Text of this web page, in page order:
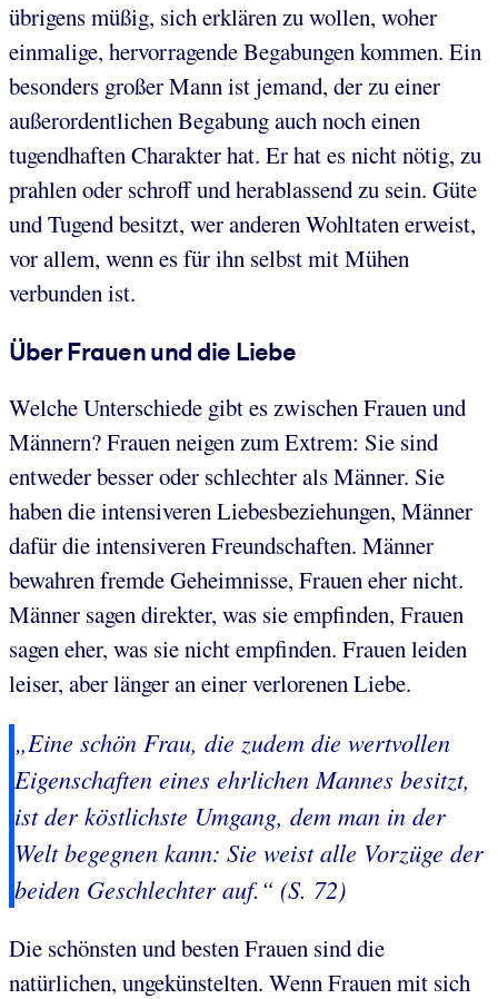
übrigens müßig, sich erklären zu wollen, woher
einmalige, hervorragende Begabungen kommen. Ein
besonders großer Mann ist jemand, der zu einer
außerordentlichen Begabung auch noch einen
tugendhaften Charakter hat. Er hat es nicht nötig, zu
prahlen oder schroff und herablassend zu sein. Güte
und Tugend besitzt, wer anderen Wohltaten erweist,
vor allem, wenn es für ihn selbst mit Mühen
verbunden ist.
Über Frauen und die Liebe
Welche Unterschiede gibt es zwischen Frauen und
Männern? Frauen neigen zum Extrem: Sie sind
entweder besser oder schlechter als Männer. Sie
haben die intensiveren Liebesbeziehungen, Männer
dafür die intensiveren Freundschaften. Männer
bewahren fremde Geheimnisse, Frauen eher nicht.
Männer sagen direkter, was sie empfinden, Frauen
sagen eher, was sie nicht empfinden. Frauen leiden
leiser, aber länger an einer verlorenen Liebe.
„Eine schön Frau, die zudem die wertvollen
Eigenschaften eines ehrlichen Mannes besitzt,
ist der köstlichste Umgang, dem man in der
Welt begegnen kann: Sie weist alle Vorzüge der
beiden Geschlechter auf.“ (S. 72)
Die schönsten und besten Frauen sind die
natürlichen, ungekünstelten. Wenn Frauen mit sich